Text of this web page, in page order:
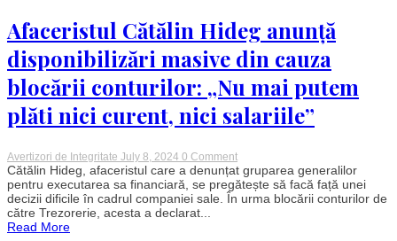
Afaceristul Cătălin Hideg anunță
disponibilizări masive din cauza
blocării conturilor: „Nu mai putem
plăti nici curent, nici salariile”
Avertizori de Integritate July 8, 2024 0 Commenton
Afaceristul
Cătălin
Hideg
anunță
Cătălin Hideg, afaceristul care a denunțat gruparea generalilor
pentru executarea sa financiară, se pregătește să facă față unei
decizii dificile în cadrul companiei sale. În urma blocării conturilor de
către Trezorerie, acesta a declarat...
Read More